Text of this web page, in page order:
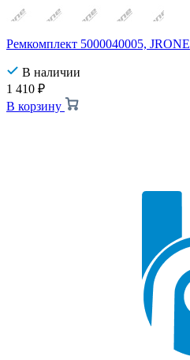
Ремкомплект 5000040005, JRONE
В наличии
1 410 ₽
В корзину